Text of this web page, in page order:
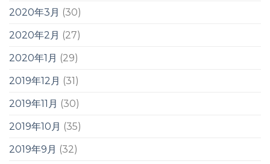
2020年3月 (30)
2020年2月 (27)
2020年1月 (29)
2019年12月 (31)
2019年11月 (30)
2019年10月 (35)
2019年9月 (32)